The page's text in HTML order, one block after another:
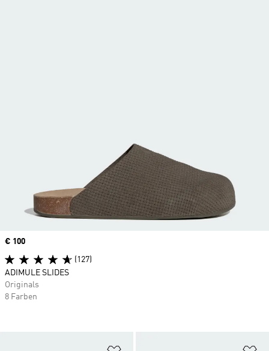
Price
€ 100
(127)
ADIMULE SLIDES
Originals
8 Farben